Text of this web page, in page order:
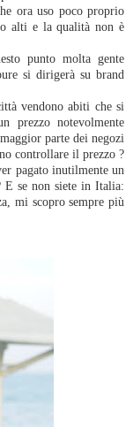
ora uso poco proprio
alti e la qualità non è
punto molta gente
si dirigerà su brand
vendono abiti che si
prezzo notevolmente
parte dei negozi
controllare il prezzo ?
pagato inutilmente un
E se non siete in Italia:
mi scopro sempre più